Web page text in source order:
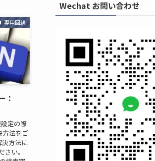
専用回線
：
定の際
方法をご
決方法に
い。
Wechat お問い合わせ